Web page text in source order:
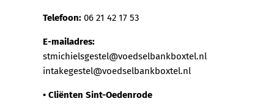
Telefoon: 06 21 42 17 53
E-mailadres:
stmichielsgestel@voedselbankboxtel.nl
intakegestel@voedselbankboxtel.nl
• Cliënten Sint-Oedenrode